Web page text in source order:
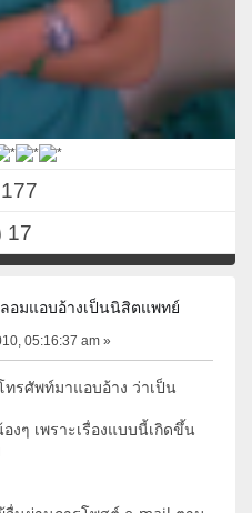
177
17
อมแอบอ้างเป็นนิสิตแพทย์
05:16:37 am »
ทรศัพท์มาแอบอ้าง ว่าเป็น
ๆ เพราะเรื่องแบบนี้เกิดขึ้น